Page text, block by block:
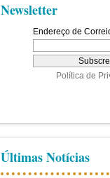
Newsletter
Últimas Notícias